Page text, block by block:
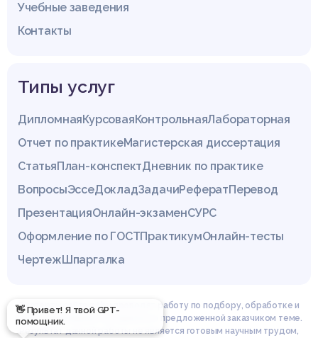
👋 Привет! Я твой GPT-
помощник.
Учебные заведения
Контакты
Типы услуг
ДипломнаяКурсоваяКонтрольнаяЛабораторная
Отчет по практикеМагистерская диссертация
СтатьяПлан-конспектДневник по практике
ВопросыЭссеДокладЗадачиРефератПеревод
ПрезентацияОнлайн-экзаменСУРС
Оформление по ГОСТПрактикумОнлайн-тесты
ЧертежШпаргалка
Эксперты сайта z4.by проводят работу по подбору, обработке и
структурированию материала по предложенной заказчиком теме.
Результат данной работы не является готовым научным трудом,